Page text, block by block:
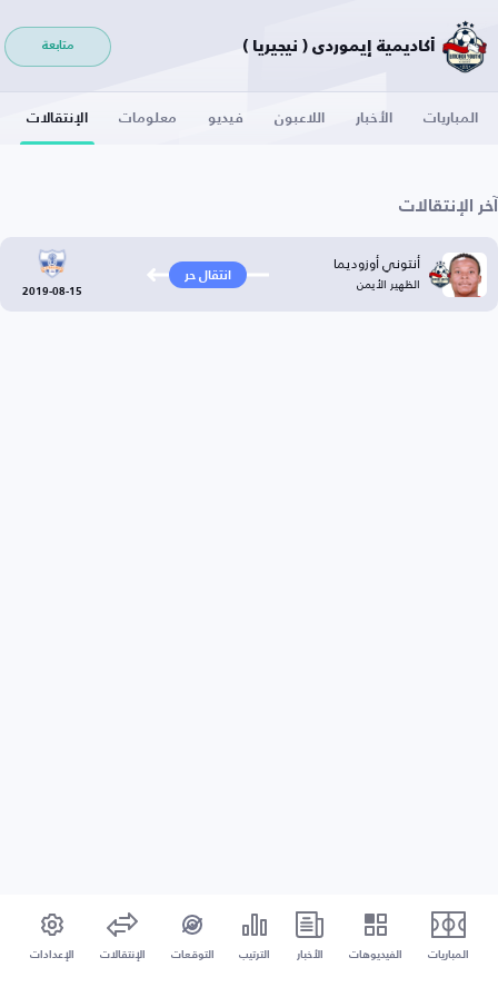
أكاديمية إيموردي ( نيجيريا ) متابعة
المباريات الأخبار اللاعبون فيديو معلومات الإنتقالات
آخر الإنتقالات
أنتوني أوزوديما
الظهير الأيمن انتقال حر
2019-08-15
المباريات الفيديوهات الأخبار الترتيب التوقعات الإنتقالات الإعدادات